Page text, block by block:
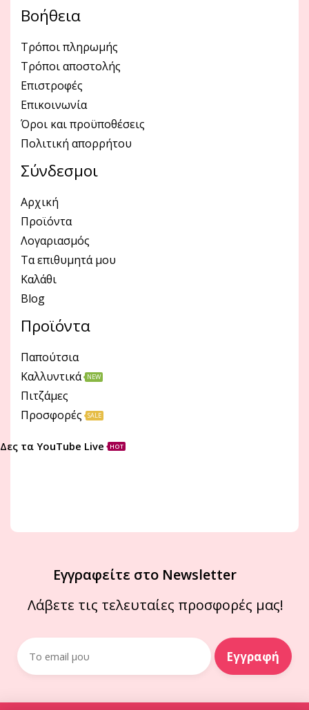
Βοήθεια
Τρόποι πληρωμής
Τρόποι αποστολής
Επιστροφές
Επικοινωνία
Όροι και προϋποθέσεις
Πολιτική απορρήτου
Σύνδεσμοι
Αρχική
Προϊόντα
Λογαριασμός
Τα επιθυμητά μου
Καλάθι
Blog
Προϊόντα
Παπούτσια
Καλλυντικά
NEW
Πιτζάμες
Προσφορές
SALE
Δες τα YouTube Live HOT
Εγγραφείτε στο Newsletter
Λάβετε τις τελευταίες προσφορές μας!